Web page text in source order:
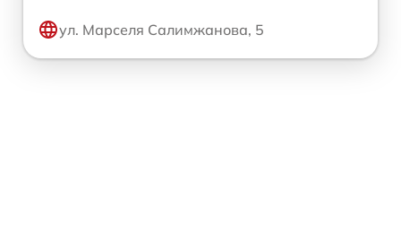
ул. Марселя Салимжанова, 5